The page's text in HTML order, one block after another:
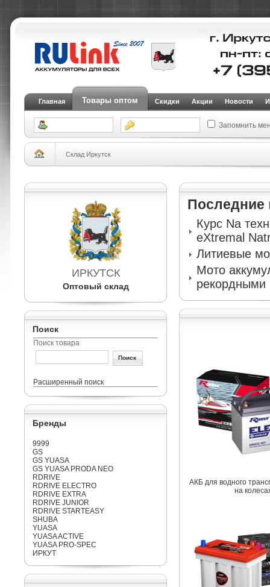
Главная Товары оптом Скидки Акции Новости
Запомнить
Склад Иркутск
ИРКУТСК
Оптовый склад
Поиск
Поиск товара
Расширенный поиск
Бренды
9999
GS
GS YUASA
GS YUASA PRODA NEO
RDRIVE
RDRIVE ELECTRO
RDRIVE EXTRA
RDRIVE JUNIOR
RDRIVE STARTEASY
SHUBA
YUASA
YUASA ACTIVE
YUASA PRO-SPEC
ИРКУТ
Последние
Курс Na
eXtremal
Литиевые
Мото
рекордными
АКБ для водного
на